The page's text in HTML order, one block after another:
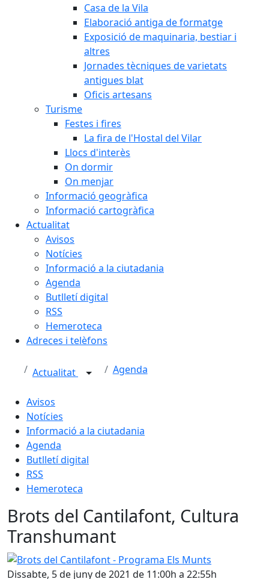
Casa de la Vila
Elaboració antiga de formatge
Exposició de maquinaria, bestiar i
altres
Jornades tècniques de varietats
antigues blat
Oficis artesans
Turisme
Festes i fires
La fira de l'Hostal del Vilar
Llocs d'interès
On dormir
On menjar
Informació geogràfica
Informació cartogràfica
Actualitat
Avisos
Notícies
Informació a la ciutadania
Agenda
Butlletí digital
RSS
Hemeroteca
Adreces i telèfons
Actualitat Agenda
Avisos
Notícies
Informació a la ciutadania
Agenda
Butlletí digital
RSS
Hemeroteca
Brots del Cantilafont, Cultura
Transhumant
Brots del Cantilafont - Programa Els Munts
Dissabte, 5 de juny de 2021 de 11:00h a 22:55h